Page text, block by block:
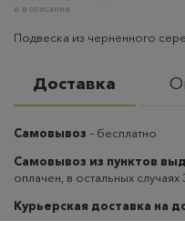
и в описании
Подвеска из черненного
Доставка
Самовывоз – бесплатно
Самовывоз из пунктов
оплачен, в остальных случаях
Курьерская доставка на
товар оплачен, в остальных